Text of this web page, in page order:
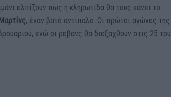
ελπίζουν πως η κληρωτίδα θα τους κάνει το
, έναν βατό αντίπαλο. Οι πρώτοι αγώνες της
ενώ οι ρεβάνς θα διεξαχθούν στις 25 του